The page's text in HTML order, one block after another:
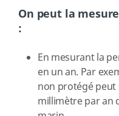
On peut la
:
En mesurant la
en un an. Par
non protégé peut
millimètre par an